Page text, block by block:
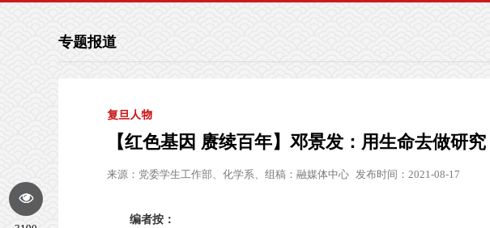
专题报道
复旦人物
【红色基因 赓续百年】邓景发：用生命去做研究
来源： 党委学生工作部、化学系、组稿：融媒体中心 发布时间：2021-08-17
编者按：